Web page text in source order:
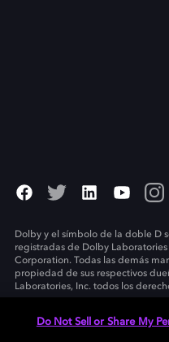
Dolby y el símbolo de la doble D
registradas de Dolby Laboratories
Corporation. Todas las demás
propiedad de sus respectivos
Laboratories, Inc. todos los
Do Not Sell or Share My